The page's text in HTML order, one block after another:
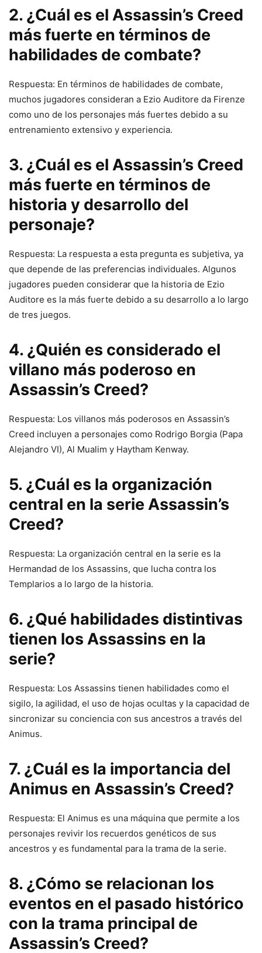
2. ¿Cuál es el Assassin’s Creed
más fuerte en términos de
habilidades de combate?
Respuesta: En términos de habilidades de combate,
muchos jugadores consideran a Ezio Auditore da Firenze
como uno de los personajes más fuertes debido a su
entrenamiento extensivo y experiencia.
3. ¿Cuál es el Assassin’s Creed
más fuerte en términos de
historia y desarrollo del
personaje?
Respuesta: La respuesta a esta pregunta es subjetiva, ya
que depende de las preferencias individuales. Algunos
jugadores pueden considerar que la historia de Ezio
Auditore es la más fuerte debido a su desarrollo a lo largo
de tres juegos.
4. ¿Quién es considerado el
villano más poderoso en
Assassin’s Creed?
Respuesta: Los villanos más poderosos en Assassin’s
Creed incluyen a personajes como Rodrigo Borgia (Papa
Alejandro VI), Al Mualim y Haytham Kenway.
5. ¿Cuál es la organización
central en la serie Assassin’s
Creed?
Respuesta: La organización central en la serie es la
Hermandad de los Assassins, que lucha contra los
Templarios a lo largo de la historia.
6. ¿Qué habilidades distintivas
tienen los Assassins en la
serie?
Respuesta: Los Assassins tienen habilidades como el
sigilo, la agilidad, el uso de hojas ocultas y la capacidad de
sincronizar su conciencia con sus ancestros a través del
Animus.
7. ¿Cuál es la importancia del
Animus en Assassin’s Creed?
Respuesta: El Animus es una máquina que permite a los
personajes revivir los recuerdos genéticos de sus
ancestros y es fundamental para la trama de la serie.
8. ¿Cómo se relacionan los
eventos en el pasado histórico
con la trama principal de
Assassin’s Creed?